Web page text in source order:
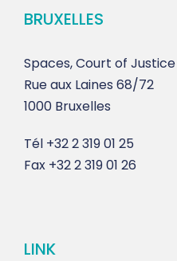
BRUXELLES
Spaces, Court of Justice
Rue aux Laines 68/72
1000 Bruxelles
Tél +32 2 319 01 25
Fax +32 2 319 01 26
LINK